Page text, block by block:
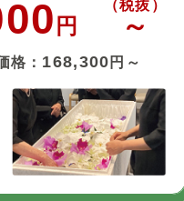
円
（税抜）
～
格： 168,300 円～